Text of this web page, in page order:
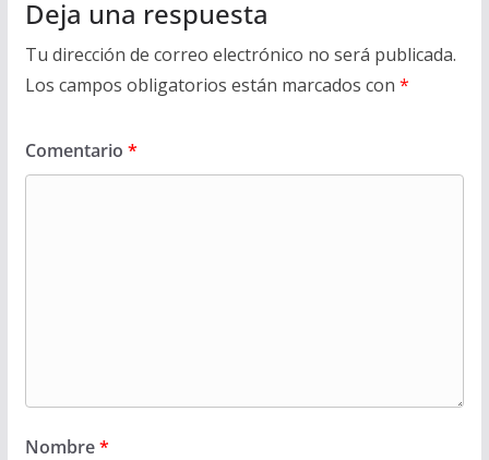
Deja una respuesta
Tu dirección de correo electrónico no será publicada.
Los campos obligatorios están marcados con *
Comentario *
Nombre*